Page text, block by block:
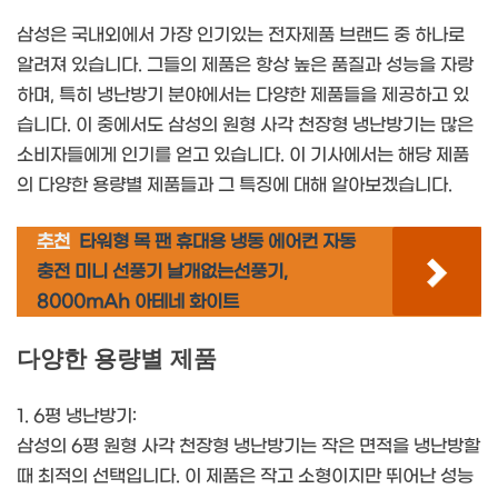
삼성은 국내외에서 가장 인기있는 전자제품 브랜드 중 하나로
알려져 있습니다. 그들의 제품은 항상 높은 품질과 성능을 자랑
하며, 특히 냉난방기 분야에서는 다양한 제품들을 제공하고 있
습니다. 이 중에서도 삼성의 원형 사각 천장형 냉난방기는 많은
소비자들에게 인기를 얻고 있습니다. 이 기사에서는 해당 제품
의 다양한 용량별 제품들과 그 특징에 대해 알아보겠습니다.
추천 타워형 목 팬 휴대용 냉동 에어컨 자동
충전 미니 선풍기 날개없는선풍기,
8000mAh 아테네 화이트
다양한 용량별 제품
1. 6평 냉난방기:
삼성의 6평 원형 사각 천장형 냉난방기는 작은 면적을 냉난방할
때 최적의 선택입니다. 이 제품은 작고 소형이지만 뛰어난 성능